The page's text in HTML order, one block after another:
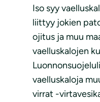
Iso syy
liittyy jokien
ojitus ja muu
vaelluskalojen
vaelluskaloja
virrat -